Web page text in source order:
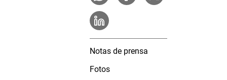
Notas de prensa
Fotos